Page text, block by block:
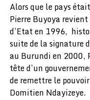
Alors que le pays
Pierre Buyoya
d’Etat en 1996,
suite de la signature
au Burundi en 2000,
tête d’un
de remettre le
Domitien Ndayizeye.